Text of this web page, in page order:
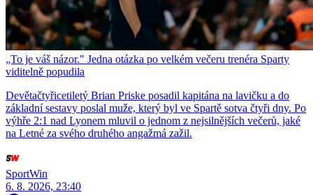
„To je váš názor." Jedna otázka po velkém večeru trenéra Sparty
viditelně popudila
Devětačtyřicetiletý Brian Priske posadil kapitána na lavičku a do
základní sestavy poslal muže, který byl ve Spartě sotva čtyři dny. Po
výhře 2:1 nad Lyonem mluvil o jednom z nejsilnějších večerů, jaké
na Letné za svého druhého angažmá zažil.
SportWin
6. 8. 2026, 23:40